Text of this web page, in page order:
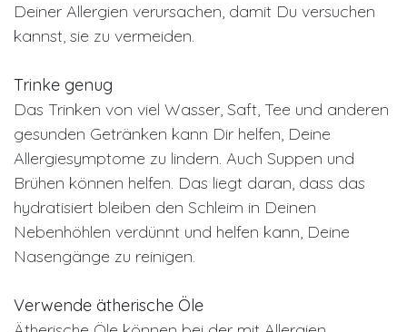
Deiner Allergien verursachen, damit Du versuchen
kannst, sie zu vermeiden.
Trinke genug
Das Trinken von viel Wasser, Saft, Tee und anderen
gesunden Getränken kann Dir helfen, Deine
Allergiesymptome zu lindern. Auch Suppen und
Brühen können helfen. Das liegt daran, dass das
hydratisiert bleiben den Schleim in Deinen
Nebenhöhlen verdünnt und helfen kann, Deine
Nasengänge zu reinigen.
Verwende ätherische Öle